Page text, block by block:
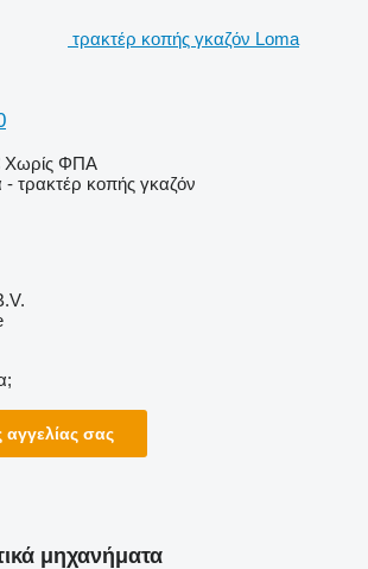
τρακτέρ κοπής γκαζόν Loma
Χωρίς ΦΠΑ
τρακτέρ κοπής γκαζόν
σας
μηχανήματα